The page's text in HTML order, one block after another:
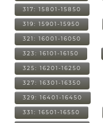
317: 15801-15850
319: 15901-15950
321: 16001-16050
323: 16101-16150
325: 16201-16250
327: 16301-16350
329: 16401-16450
331: 16501-16550